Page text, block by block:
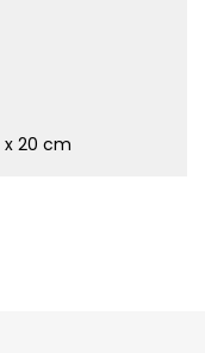
x 20 cm